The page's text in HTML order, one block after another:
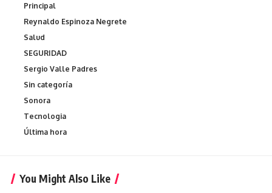
Principal
Reynaldo Espinoza Negrete
Salud
SEGURIDAD
Sergio Valle Padres
Sin categoría
Sonora
Tecnologia
Última hora
You Might Also Like